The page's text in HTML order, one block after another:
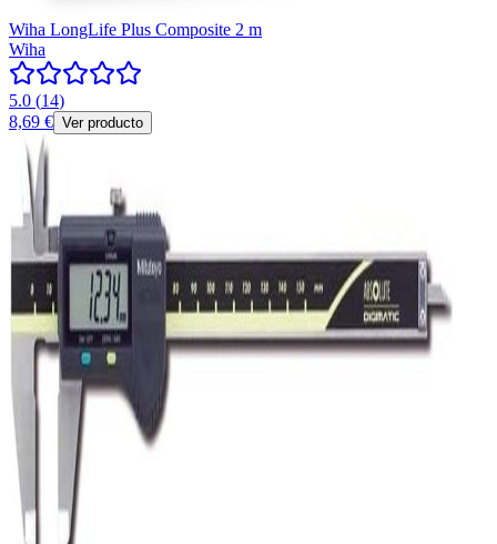
Wiha LongLife Plus Composite 2 m
Wiha
5.0 (14)
8,69 € Ver producto